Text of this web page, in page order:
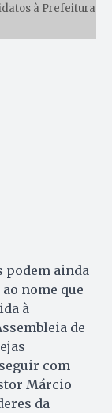
à Prefeitura
podem ainda
nome que
à
de
com
Márcio
da